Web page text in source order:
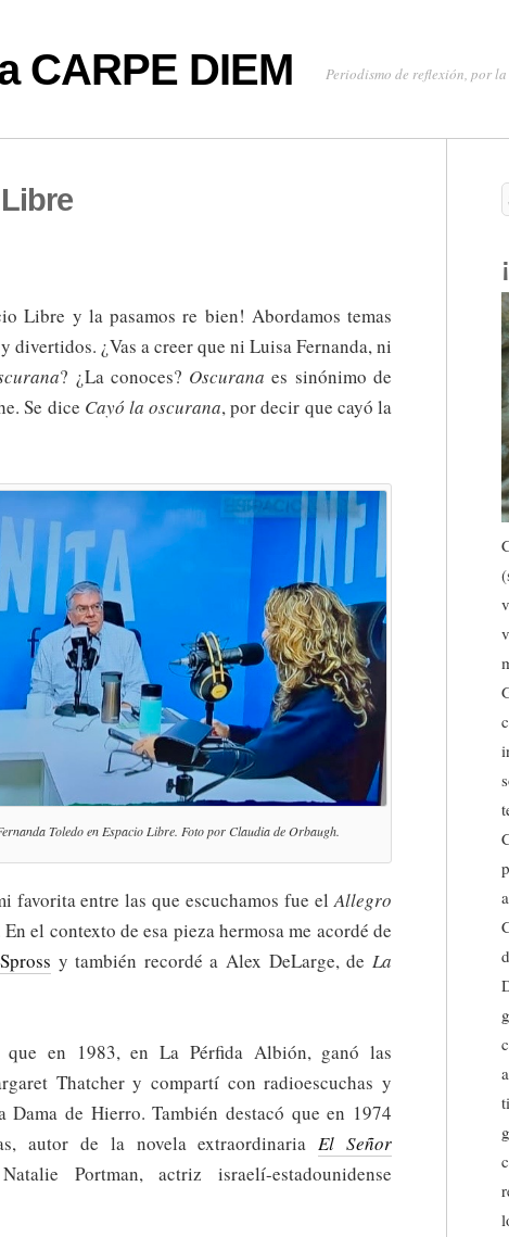
CARPE DIEM Periodismo de reflexión, por
Libre y la pasamos re bien! Abordamos temas
divertidos. ¿Vas a creer que ni Luisa Fernanda, ni
? ¿La conoces? Oscurana es sinónimo de
Se dice Cayó la oscurana, por decir que cayó la
Toledo en Espacio Libre. Foto por Claudia de Orbaugh.
favorita entre las que escuchamos fue elAllegro
En el contexto de esa pieza hermosa me acordé de
y también recordé a Alex DeLarge, deLa
que en 1983, en La Pérfida Albión, ganó las
Thatcher y compartí con radioescuchas y
de Hierro. También destacó que en 1974
autor de la novela extraordinariaEl Señor
Portman, actriz israelí-estadounidense